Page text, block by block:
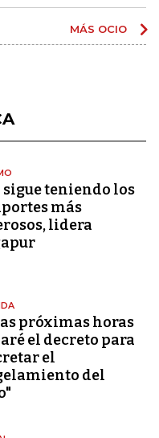
MÁS OCIO
sigue teniendo los
más
lidera
próximas horas
el decreto para
el
del